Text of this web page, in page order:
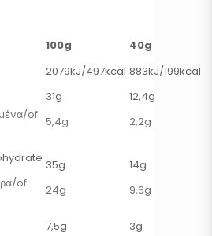
100g
40g
2079kJ/497kcal 883kJ/199kcal
of
31g
5,4g
12,4g
2,2g
of
35g
24g
14g
9,6g
7,5g
3g